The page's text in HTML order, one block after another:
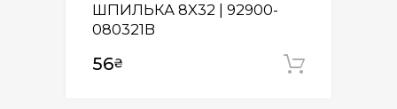
ШПИЛЬКА 8X32 | 92900-
080321B
56₴